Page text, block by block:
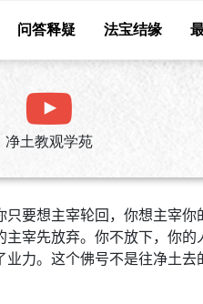
问答释疑 法宝结缘
净土教观学苑
要想主宰轮回，你想主宰
宰先放弃。你不放下，你
力。这个佛号不是往净土去